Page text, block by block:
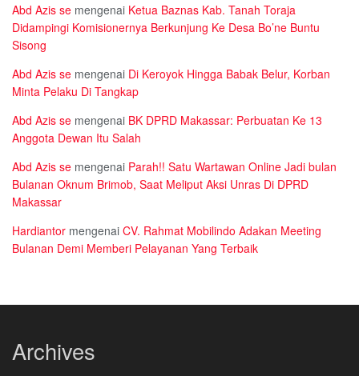
Abd Azis se mengenai Ketua Baznas Kab. Tanah Toraja
Didampingi Komisionernya Berkunjung Ke Desa Bo’ne Buntu
Sisong
Abd Azis se mengenai Di Keroyok Hingga Babak Belur, Korban
Minta Pelaku Di Tangkap
Abd Azis se mengenai BK DPRD Makassar: Perbuatan Ke 13
Anggota Dewan Itu Salah
Abd Azis se mengenai Parah!! Satu Wartawan Online Jadi bulan
Bulanan Oknum Brimob, Saat Meliput Aksi Unras Di DPRD
Makassar
Hardiantor mengenai CV. Rahmat Mobilindo Adakan Meeting
Bulanan Demi Memberi Pelayanan Yang Terbaik
Archives